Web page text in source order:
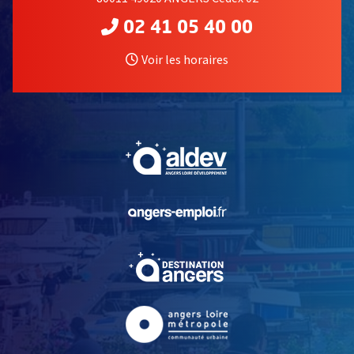
02 41 05 40 00
Voir les horaires
, Ouvre une nouvelle
, Ouvre une nouvelle